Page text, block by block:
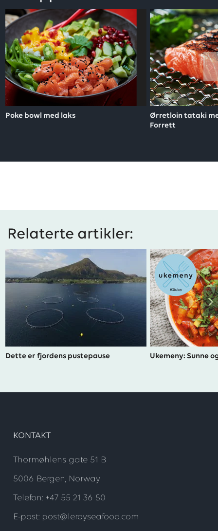
Poke bowl med laks
Ørretloin tataki
Forrett
Relaterte artikler:
Dette er fjordens pustepause Ukemeny: Sunne
KONTAKT
Thormøhlens gate 51 B
5006 Bergen, Norway
Telefon: +47 55 21 36 50
E-post: post@leroyseafood.com